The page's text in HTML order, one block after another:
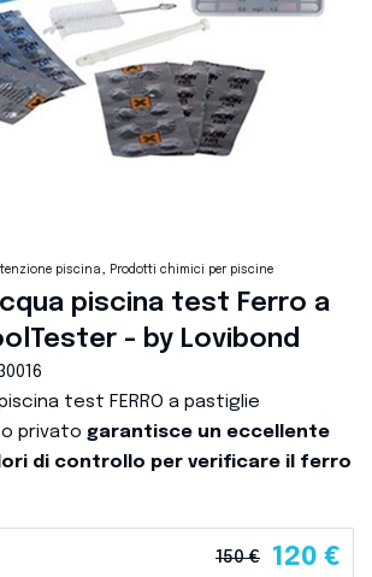
piscina Prodotti chimici per piscine
piscina test Ferro a
- by Lovibond
test FERRO a pastiglie
privato garantisce un eccellente
di controllo per verificare il ferro
150 € 120 €